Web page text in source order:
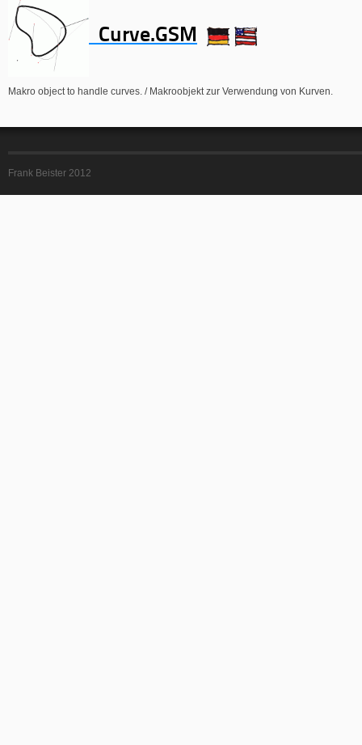
Curve.GSM
Makro object to handle curves. / Makroobjekt zur Verwendung von Kurven.
Frank Beister 2012